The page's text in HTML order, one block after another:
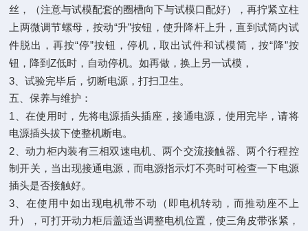
丝，（注意与试模配套的圈槽向下与试模口配好），再拧紧立柱
上两微调节螺母，按动“升”按钮，使升降杆上升，直到试筒内试
件脱出，再按“停”按钮，停机，取出试件和试模筒，按“降”按
钮，降到Z低时，自动停机。如再做，换上另一试模，
3 、试验完毕后，切断电源，打扫卫生。
五、保养与维护：
1 、在使用时，先将电源插头插座，接通电源，使用完毕，请将
电源插头拔下使整机断电。
2 、动力柜内装有三相双速电机、两个交流接触器、两个行程控
制开关，当出现接通电源，而电源指示灯不亮时可检查一下电源
插头是否接触好。
3 、在使用中如出现电机带不动（即电机转动，而推动座不上
升），可打开动力柜后盖适当调整电机位置，使三角皮带张紧，